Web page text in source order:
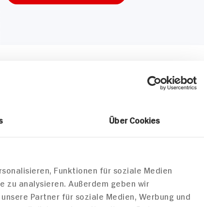
Über Cookies
Funktionen für soziale Medien
zu analysieren. Außerdem geben wir
Partner für soziale Medien, Werbung und